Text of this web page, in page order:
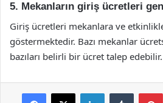
5. Mekanların giriş ücretleri
Giriş ücretleri mekanlara ve
göstermektedir. Bazı mekanlar
bazıları belirli bir ücret talep edebilir.
Facebook
X LinkedInTumblr